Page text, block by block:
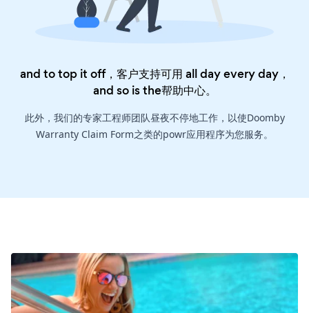
and to top it off，客户支持可用 all day every day，
and so is the帮助中心。
此外，我们的专家工程师团队昼夜不停地工作，以使Doomby
Warranty Claim Form之类的powr应用程序为您服务。